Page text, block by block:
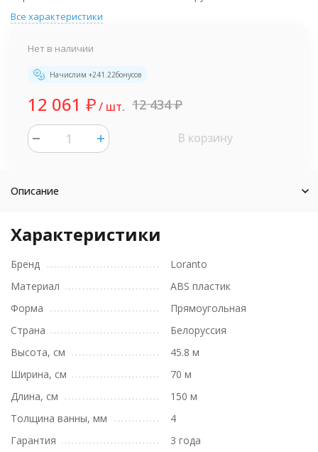
Все характеристики
Нет в наличии
Начислим +241.22бонусов
12 061 ₽/ шт. 12 434₽
В корзину
Описание
Характеристики
Бренд
Loranto
Материал
ABS пластик
Форма
Прямоугольная
Страна
Белоруссия
Высота, см
45.8 м
Ширина, см
70 м
Длина, см
150 м
Толщина ванны, мм
4
Гарантия
3 года